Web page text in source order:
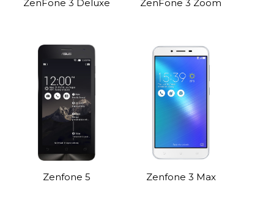
ZenFone 3 Deluxe ZenFone 3 Zoom
Zenfone 5 Zenfone 3 Max